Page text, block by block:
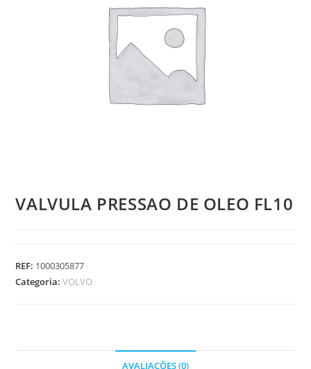
VALVULA PRESSAO DE OLEO FL10
REF: 1000305877
Categoria:VOLVO
AVALIAÇÕES (0)